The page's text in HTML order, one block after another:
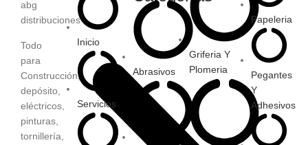
Todo
para
Construcción,
depósito,
eléctricos,
pinturas,
tornillería,
Inicio
Servicios
Abrasivos
Griferia Y
Plomeria
Papeleria
Pegantes
Y
Adhesivos